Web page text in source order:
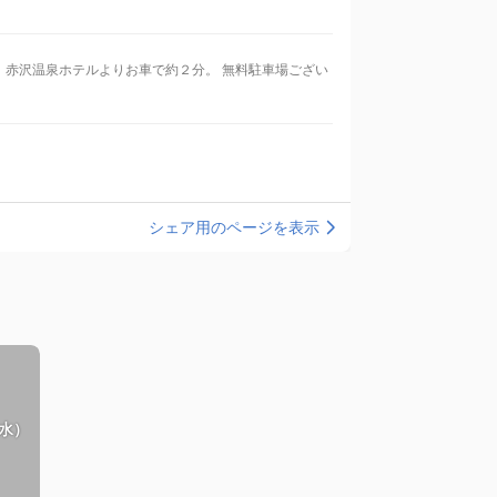
沢温泉ホテルよりお車で約２分。 無料駐車場ござい
シェア用のページを表示
）